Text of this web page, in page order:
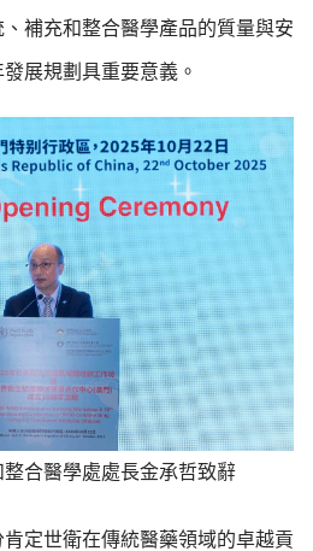
補充和整合醫學產品的質量與安
展規劃具重要意義。
合醫學處處長金承哲致辭
定世衛在傳統醫藥領域的卓越貢